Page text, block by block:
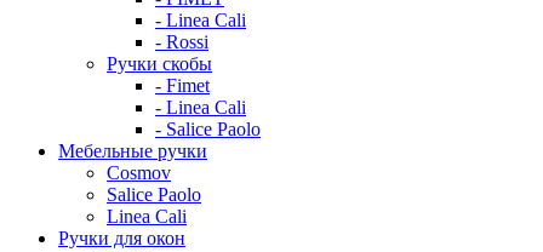
- Linea Cali
- Rossi
Ручки скобы
- Fimet
- Linea Cali
- Salice Paolo
Мебельные ручки
Cosmov
Salice Paolo
Linea Cali
Ручки для окон